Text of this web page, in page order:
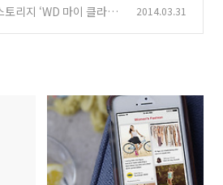
리지 ‘WD 마이 클라우
2014.03.31